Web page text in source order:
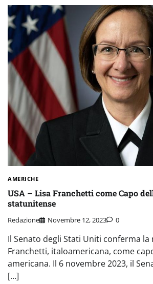
AMERICHE
USA – Lisa Franchetti come Capo
statunitense
Redazione Novembre 12, 2023 0
Il Senato degli Stati Uniti conferma la
Franchetti, italoamericana, come
americana. Il 6 novembre 2023, il
[…]